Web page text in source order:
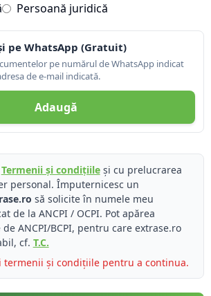
Persoană juridică
pe WhatsApp (Gratuit)
pe numărul de WhatsApp indicat
de e-mail indicată.
Adaugă
Termenii și condițiileși cu prelucrarea
personal. Împuternicesc un
să solicite în numele meu
de la ANCPI / OCPI. Pot apărea
ANCPI/BCPI, pentru care extrase.ro
cf. T.C.
termenii și condițiile pentru a continua.